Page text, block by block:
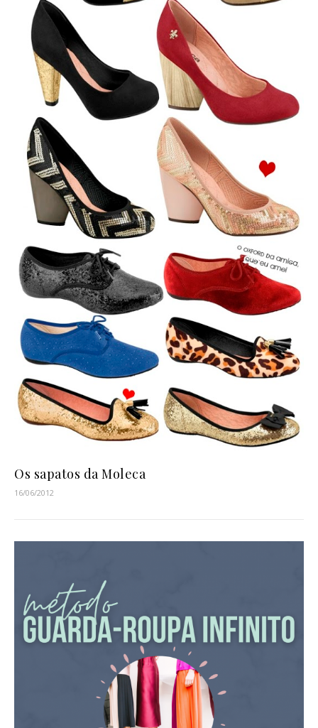
Os sapatos da Moleca
16/06/2012